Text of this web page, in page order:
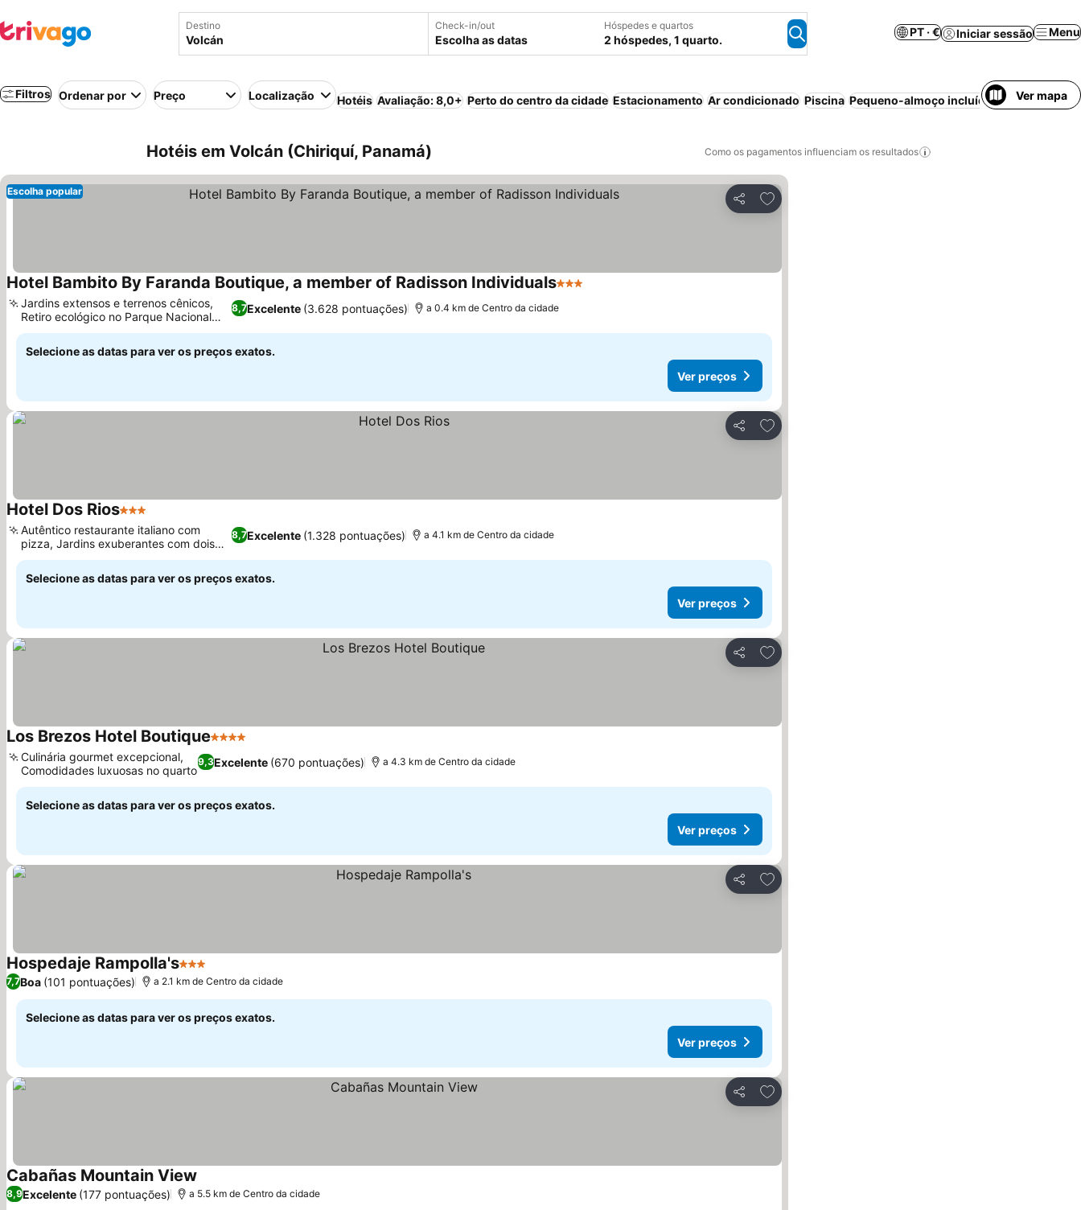
Destino Check-in/out
Escolha as datas
Hóspedes e quartos
2 hóspedes, 1 quarto.
PT · € Iniciar sessão Menu
Filtros Ordenar por Preço Localização Hotéis Avaliação: 8,0+ Perto do centro da cidade Estacionamento Ar condicionado Piscina Pequeno-almoço incluído Ver mapa
Hotéis em Volcán (Chiriquí, Panamá) Como os pagamentos influenciam os resultados
Partilhar
Adicionar aos favoritos
Escolha popular
Hotel Bambito By Faranda Boutique, a member of Radisson Individuals3 Estrelas
8,7Excelente (3.628 pontuações)
Jardins extensos e terrenos cênicos,
Retiro ecológico no Parque Nacional
Volcán Barú
a 0.4 km de Centro da cidade
Selecione as datas para ver os preços exatos.
Ver preços
Partilhar
Adicionar aos favoritos
Hotel Dos Rios3 Estrelas
8,7Excelente (1.328 pontuações)
Autêntico restaurante italiano com
pizza, Jardins exuberantes com dois
rios correndo
a 4.1 km de Centro da cidade
Selecione as datas para ver os preços exatos.
Ver preços
Partilhar
Adicionar aos favoritos
Los Brezos Hotel Boutique4 Estrelas
9,3Excelente (670 pontuações)
Culinária gourmet excepcional,
Comodidades luxuosas no quarto
a 4.3 km de Centro da cidade
Selecione as datas para ver os preços exatos.
Ver preços
Partilhar
Adicionar aos favoritos
Hospedaje Rampolla's3 Estrelas
7,7Boa (101 pontuações) a 2.1 km de Centro da cidade
Selecione as datas para ver os preços exatos.
Ver preços
Partilhar
Adicionar aos favoritos
Cabañas Mountain View
8,9Excelente (177 pontuações) a 5.5 km de Centro da cidade